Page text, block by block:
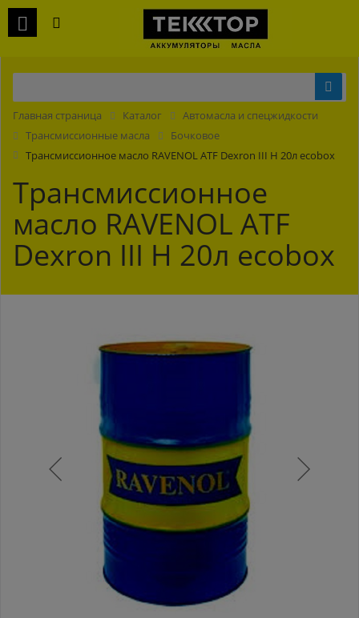
Главная страница Каталог
Автомасла и спецжидкости
Трансмиссионные масла
Бочковое
Трансмиссионное масло RAVENOL ATF Dexron III H 20л ecobox
Трансмиссионное
масло RAVENOL ATF
Dexron III H 20л ecobox